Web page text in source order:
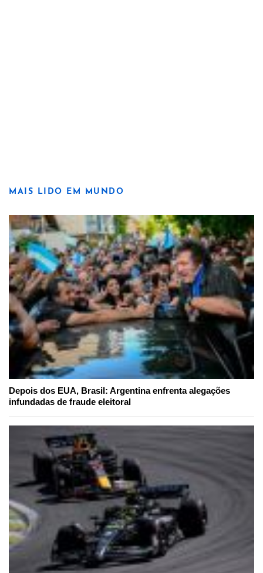
MAIS LIDO EM MUNDO
Depois dos EUA, Brasil: Argentina enfrenta alegações
infundadas de fraude eleitoral